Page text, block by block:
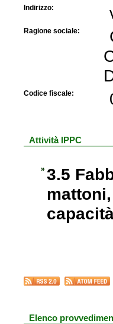
Indirizzo:
Ragione sociale:
Codice fiscale:
Attività IPPC
3.5
Elenco